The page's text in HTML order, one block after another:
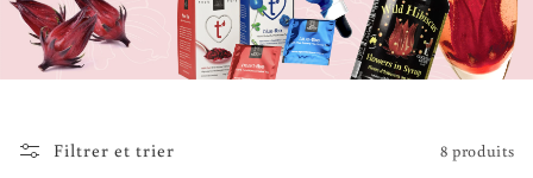
Filtrer et trier 8 produits